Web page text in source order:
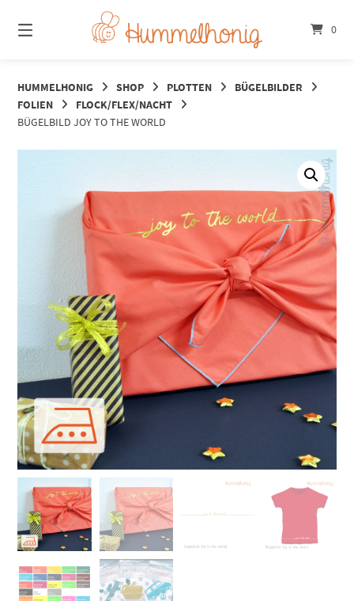
zum
Inhalt
0
HUMMELHONIG SHOP PLOTTEN
BÜGELBILDER
FOLIEN
FLOCK/FLEX/NACHT
BÜGELBILD JOY TO THE WORLD